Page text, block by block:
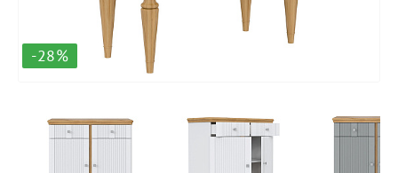
-28%